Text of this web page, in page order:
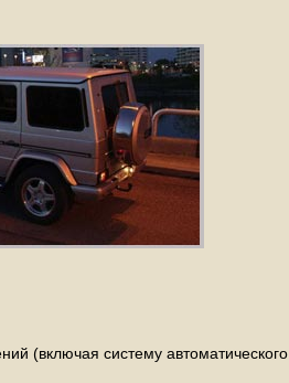
(включая систему автоматического